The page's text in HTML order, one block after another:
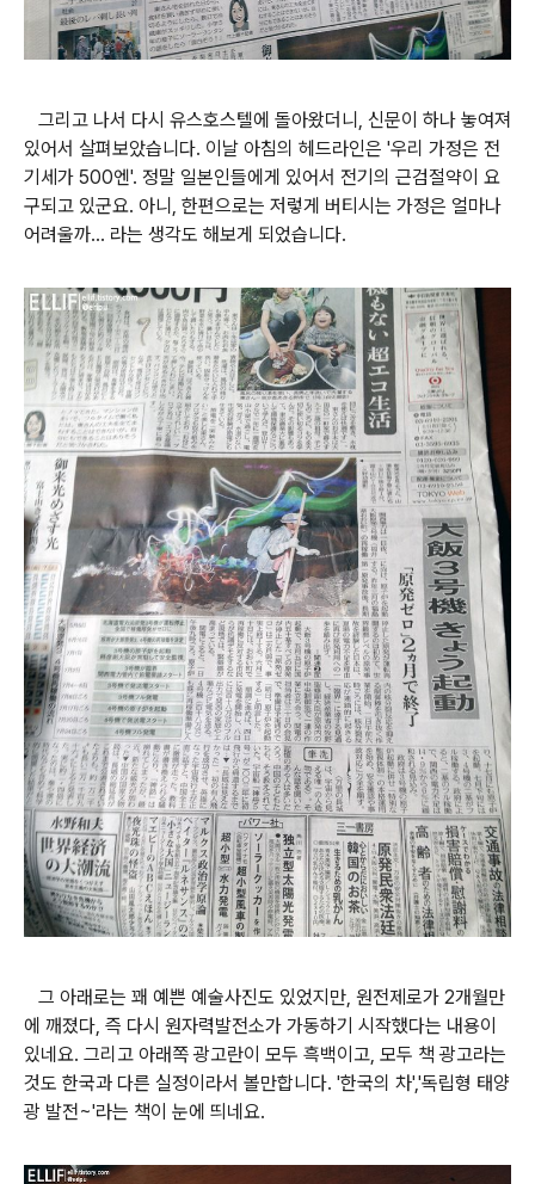
그리고 나서 다시 유스호스텔에 돌아왔더니, 신문이 하나 놓여져
있어서 살펴보았습니다. 이날 아침의 헤드라인은 '우리 가정은 전
기세가 500엔'. 정말 일본인들에게 있어서 전기의 근검절약이 요
구되고 있군요. 아니, 한편으로는 저렇게 버티시는 가정은 얼마나
어려울까... 라는 생각도 해보게 되었습니다.
그 아래로는 꽤 예쁜 예술사진도 있었지만, 원전제로가 2개월만
에 깨졌다, 즉 다시 원자력발전소가 가동하기 시작했다는 내용이
있네요. 그리고 아래쪽 광고란이 모두 흑백이고, 모두 책 광고라는
것도 한국과 다른 실정이라서 볼만합니다. '한국의 차','독립형 태양
광 발전~'라는 책이 눈에 띄네요.